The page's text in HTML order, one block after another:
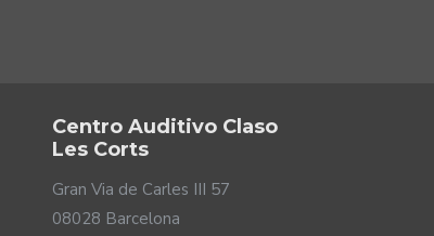
Centro Auditivo Claso
Les Corts
Gran Via de Carles III 57
08028 Barcelona